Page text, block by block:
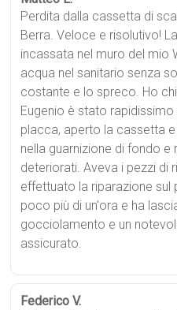
Perdita dalla cassetta di
Berra. Veloce e risolutivo!
incassata nel muro del mio
acqua nel sanitario senza
costante e lo spreco. Ho
Eugenio è stato
placca, aperto la cassetta
nella guarnizione di fondo e
deteriorati. Aveva i pezzi di
effettuato la riparazione
poco più di un'ora e ha
gocciolamento e un
assicurato.
Federico V.